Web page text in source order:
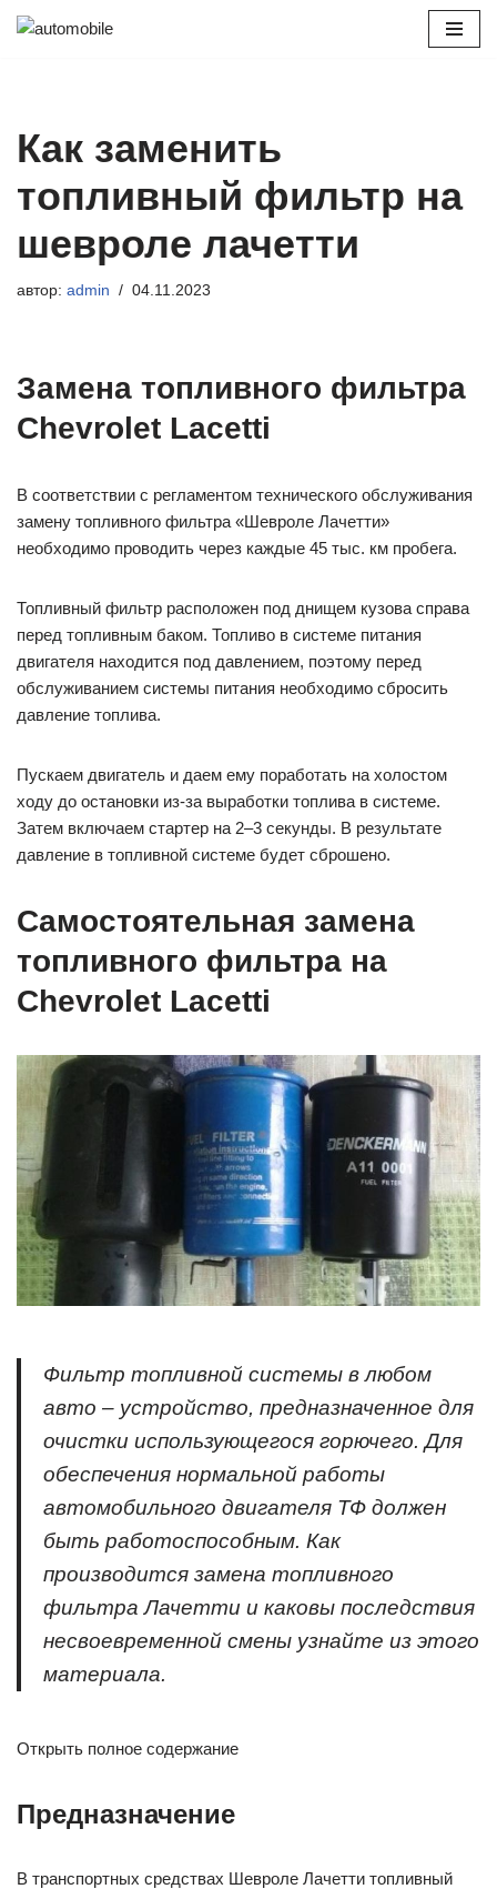
Как заменить
топливный фильтр на
шевроле лачетти
автор: admin 04.11.2023
Замена топливного фильтра
Chevrolet Lacetti
В соответствии с регламентом технического обслуживания
замену топливного фильтра «Шевроле Лачетти»
необходимо проводить через каждые 45 тыс. км пробега.
Топливный фильтр расположен под днищем кузова справа
перед топливным баком. Топливо в системе питания
двигателя находится под давлением, поэтому перед
обслуживанием системы питания необходимо сбросить
давление топлива.
Пускаем двигатель и даем ему поработать на холостом
ходу до остановки из-за выработки топлива в системе.
Затем включаем стартер на 2–3 секунды. В результате
давление в топливной системе будет сброшено.
Самостоятельная замена
топливного фильтра на
Chevrolet Lacetti
Фильтр топливной системы в любом
авто – устройство, предназначенное для
очистки использующегося горючего. Для
обеспечения нормальной работы
автомобильного двигателя ТФ должен
быть работоспособным. Как
производится замена топливного
фильтра Лачетти и каковы последствия
несвоевременной смены узнайте из этого
материала.
Открыть полное содержание
Предназначение
В транспортных средствах Шевроле Лачетти топливный